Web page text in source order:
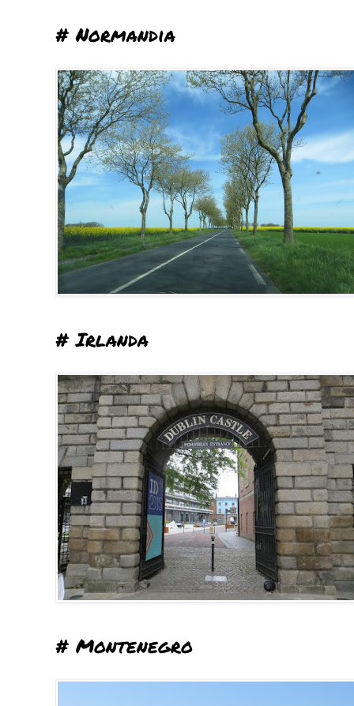
# Normandia
# Irlanda
# Montenegro